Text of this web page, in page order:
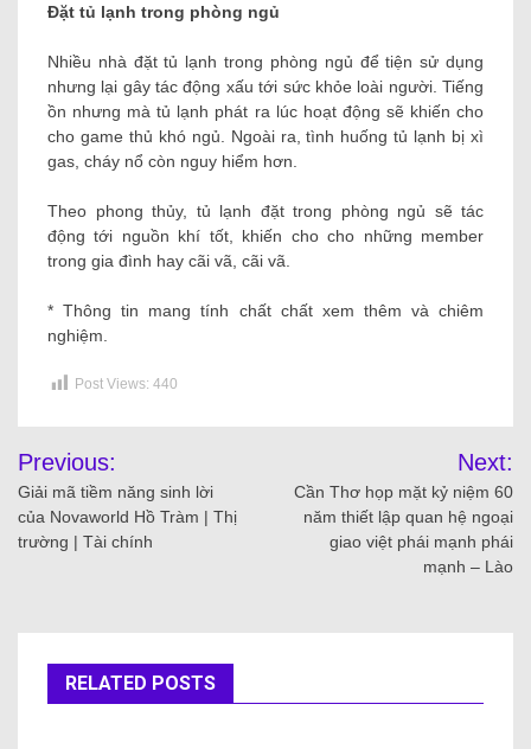
Đặt tủ lạnh trong phòng ngủ
Nhiều nhà đặt tủ lạnh trong phòng ngủ để tiện sử dụng
nhưng lại gây tác động xấu tới sức khỏe loài người. Tiếng
ồn nhưng mà tủ lạnh phát ra lúc hoạt động sẽ khiến cho
cho game thủ khó ngủ. Ngoài ra, tình huống tủ lạnh bị xì
gas, cháy nổ còn nguy hiểm hơn.
Theo phong thủy, tủ lạnh đặt trong phòng ngủ sẽ tác
động tới nguồn khí tốt, khiến cho cho những member
trong gia đình hay cãi vã, cãi vã.
* Thông tin mang tính chất chất xem thêm và chiêm
nghiệm.
Post Views: 440
Previous:
Giải mã tiềm năng sinh lời
của Novaworld Hồ Tràm | Thị
trường | Tài chính
Next:
Cần Thơ họp mặt kỷ niệm 60
năm thiết lập quan hệ ngoại
giao việt phái mạnh phái
mạnh – Lào
RELATED POSTS